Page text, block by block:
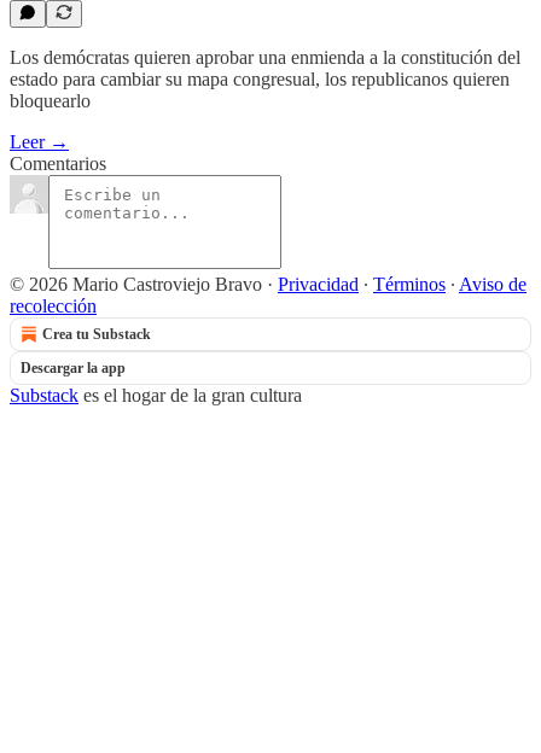
Los demócratas quieren aprobar una enmienda a la constitución del
estado para cambiar su mapa congresual, los republicanos quieren
bloquearlo
Leer →
Comentarios
© 2026 Mario Castroviejo Bravo · Privacidad ∙ Términos ∙ Aviso de
recolección
Crea tu Substack
Descargar la app
Substack es el hogar de la gran cultura